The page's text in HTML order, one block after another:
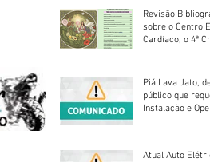
Revisão
sobre o Centro
Cardíaco, o 4ª
Piá Lava Jato,
público que
Instalação e
Atual Auto